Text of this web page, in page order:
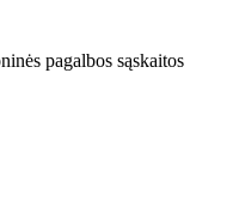
pagalbos sąskaitos